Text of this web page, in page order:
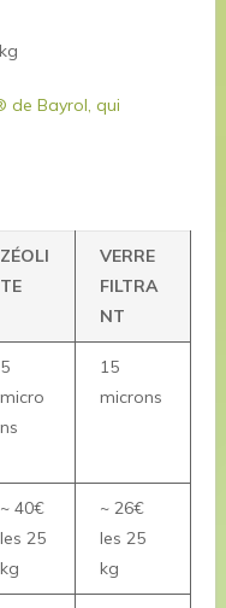
de Bayrol, qui
ZÉOLI
TE
VERRE
FILTRA
NT
5
micro
ns
15
microns
~ 40€
les 25
kg
~ 26€
les 25
kg